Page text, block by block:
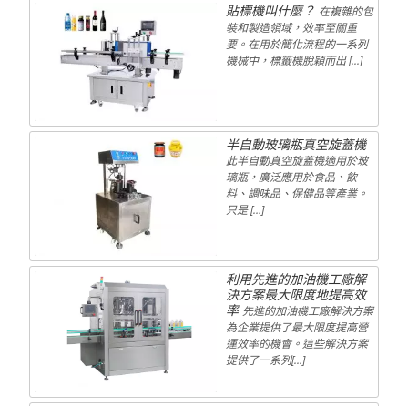
貼標機叫什麼？ 在複雜的包
裝和製造領域，效率至關重
要。在用於簡化流程的一系列
機械中，標籤機脫穎而出 [...]
半自動玻璃瓶真空旋蓋機
此半自動真空旋蓋機適用於玻
璃瓶，廣泛應用於食品、飲
料、調味品、保健品等產業。
只是 […]
利用先進的加油機工廠解
決方案最大限度地提高效
率 先進的加油機工廠解決方案
為企業提供了最大限度提高營
運效率的機會。這些解決方案
提供了一系列[...]